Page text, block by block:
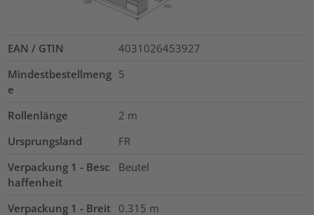
EAN / GTIN
4031026453927
Mindestbestellmeng
e
5
Rollenlänge 2 m
Ursprungsland
FR
Verpackung 1 - Besc
haffenheit
Beutel
Verpackung 1 - Breit 0.315 m